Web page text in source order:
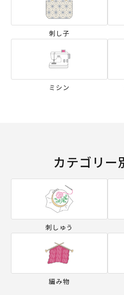
刺し子
ミシン
カテゴリー
刺しゅう
編み物